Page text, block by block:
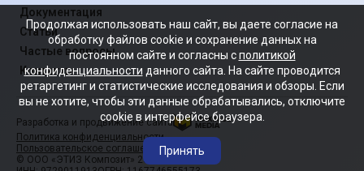
Документация
Статьи
Частые вопросы
Контакты
Разработка и продвижение сайта
Политика конфиденциальности
Пользовательское соглашение
© ООО «ЭТИЗ Композит» 2008-2026
Продолжая использовать наш сайт, вы даете согласие на
обработку файлов cookie и сохранение данных на
постоянном сайте и согласны сполитикой
конфиденциальности данного сайта. На сайте проводится
ретаргетинг и статистические исследования и обзоры. Если
вы не хотите, чтобы эти данные обрабатывались, отключите
cookie в интерфейсе браузера.
Принять